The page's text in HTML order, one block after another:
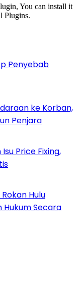
You can install it
Plugins.
Penyebab
ke Korban,
Penjara
Price Fixing,
Hulu
Hukum Secara